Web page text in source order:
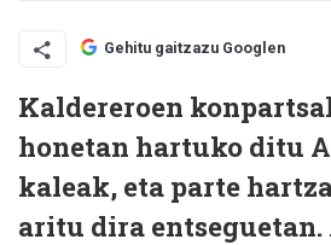
Gehitu gaitzazu Googlen
Kaldereroen
honetan hartuko ditu
kaleak, eta parte
aritu dira entseguetan.